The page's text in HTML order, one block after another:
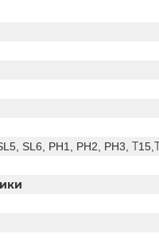
SL6, PH1, PH2, PH3,